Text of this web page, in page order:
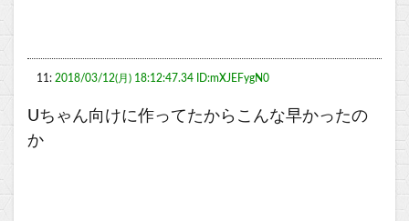
11: 2018/03/12(月) 18:12:47.34 ID:mXJEFygN0
Uちゃん向けに作ってたからこんな早かったの
か